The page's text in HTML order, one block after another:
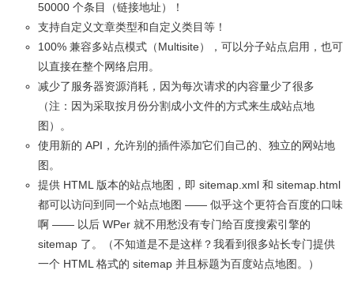
50000 个条目（链接地址）！
支持自定义文章类型和自定义类目等！
100% 兼容多站点模式（Multisite），可以分子站点启用，也可
以直接在整个网络启用。
减少了服务器资源消耗，因为每次请求的内容量少了很多
（注：因为采取按月份分割成小文件的方式来生成站点地
图）。
使用新的 API，允许别的插件添加它们自己的、独立的网站地
图。
提供 HTML 版本的站点地图，即 sitemap.xml 和 sitemap.html
都可以访问到同一个站点地图 —— 似乎这个更符合百度的口味
啊 —— 以后 WPer 就不用愁没有专门给百度搜索引擎的
sitemap 了。（不知道是不是这样？我看到很多站长专门提供
一个 HTML 格式的 sitemap 并且标题为百度站点地图。）